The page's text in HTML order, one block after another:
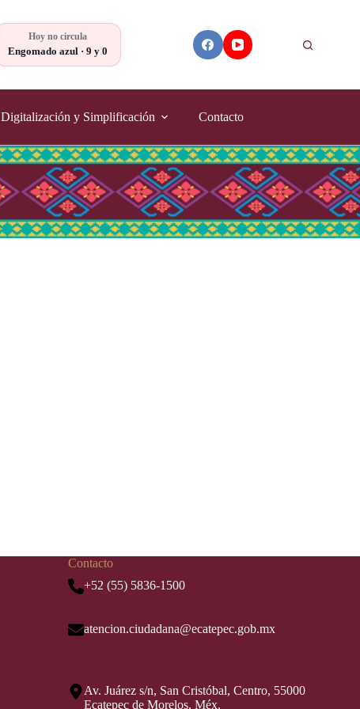
Hoy no circula
Engomado azul · 9 y 0
Digitalización y Simplificación Contacto
Contacto
+52 (55) 5836-1500
atencion.ciudadana@ecatepec.gob.mx
Av. Juárez s/n, San Cristóbal, Centro, 55000
Ecatepec de Morelos, Méx.